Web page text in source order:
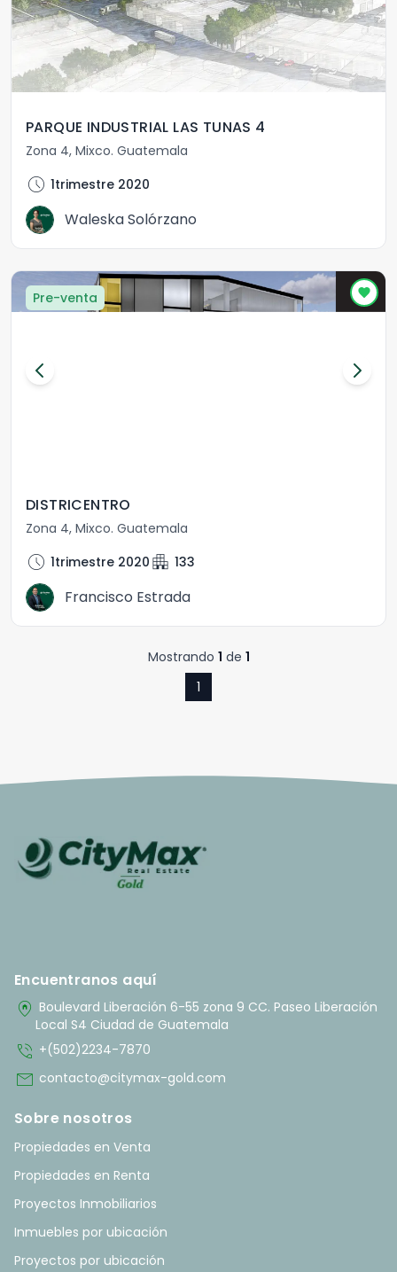
PARQUE INDUSTRIAL LAS TUNAS 4
Zona 4, Mixco. Guatemala
schedule 1trimestre 2020
Waleska Solórzano
Pre-venta
DISTRICENTRO
Zona 4, Mixco. Guatemala
schedule 1trimestre 2020 apartment 133
Francisco Estrada
Mostrando 1 de 1
1
Encuentranos aquí
home_pin Boulevard Liberación 6-55 zona 9 CC. Paseo Liberación
Local S4 Ciudad de Guatemala
phone_in_talk +(502)2234-7870
mail contacto@citymax-gold.com
Sobre nosotros
Propiedades en Venta
Propiedades en Renta
Proyectos Inmobiliarios
Inmuebles por ubicación
Proyectos por ubicación